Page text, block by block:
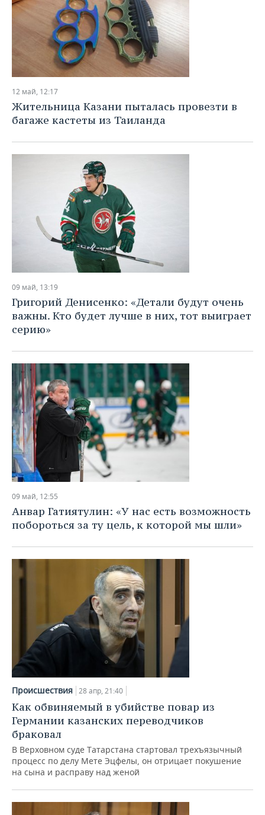
12 май, 12:17
Жительница Казани пыталась провезти в
багаже кастеты из Таиланда
09 май, 13:19
Григорий Денисенко: «Детали будут очень
важны. Кто будет лучше в них, тот выиграет
серию»
09 май, 12:55
Анвар Гатиятулин: «У нас есть возможность
побороться за ту цель, к которой мы шли»
Происшествия 28 апр, 21:40
Как обвиняемый в убийстве повар из
Германии казанских переводчиков
браковал
В Верховном суде Татарстана стартовал трехъязычный
процесс по делу Мете Эцфелы, он отрицает покушение
на сына и расправу над женой